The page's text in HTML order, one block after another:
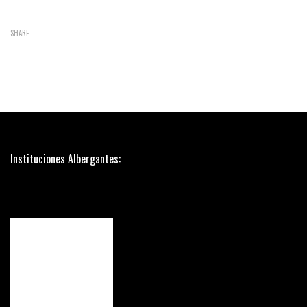
SHARE
Instituciones Albergantes: